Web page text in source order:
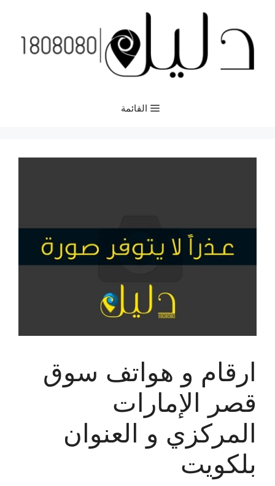
المحتوى
القائمة
ارقام و هواتف سوق
قصر الإمارات
المركزي و العنوان
بلكويت